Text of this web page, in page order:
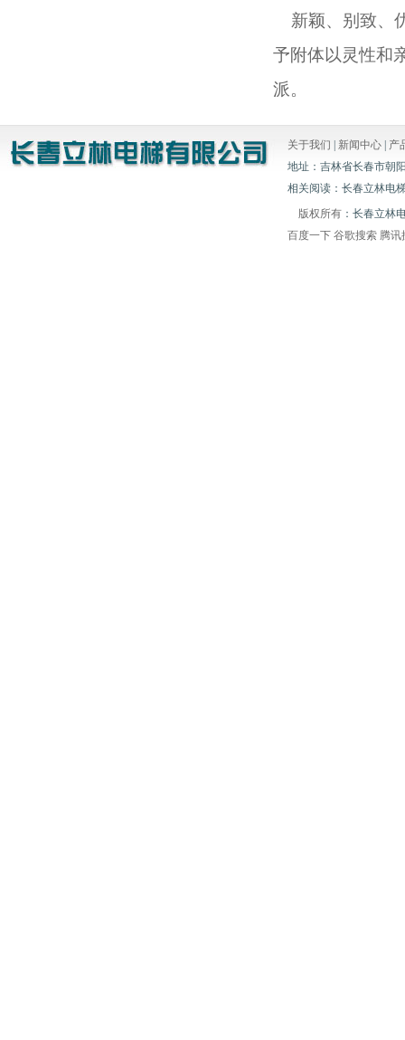
新颖、别致、
予附体以灵性和
派。
关于我们 新闻中心
产
地址：吉林省长春市朝
相关阅读：长春立林电
版权所有 ：长春立
百度一下 谷歌搜索 腾讯